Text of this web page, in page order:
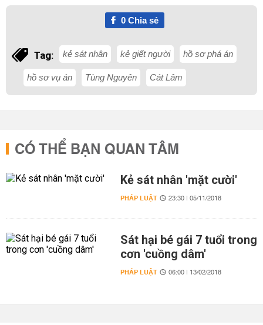
0Chia sẻ
Tag: kẻ sát nhân kẻ giết người hồ sơ phá án
hồ sơ vụ án Tùng Nguyên Cát Lâm
CÓ THỂ BẠN QUAN TÂM
Kẻ sát nhân 'mặt cười'
PHÁP LUẬT 23:30 | 05/11/2018
Sát hại bé gái 7 tuổi trong
cơn 'cuồng dâm'
PHÁP LUẬT 06:00 | 13/02/2018